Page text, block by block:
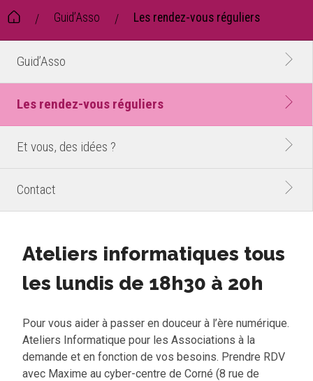
/ Guid’Asso / Les rendez-vous réguliers
Guid’Asso
Les rendez-vous réguliers
Et vous, des idées ?
Contact
Ateliers informatiques tous
les lundis de 18h30 à 20h
Pour vous aider à passer en douceur à l’ère numérique.
Ateliers Informatique pour les Associations à la
demande et en fonction de vos besoins. Prendre RDV
avec Maxime au cyber-centre de Corné (8 rue de